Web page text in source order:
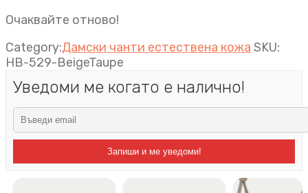
Очаквайте отново!
Category:Дамски чанти естествена кожа SKU:
HB-529-BeigeTaupe
Уведоми ме когато е налично!
Запиши и ме уведоми!